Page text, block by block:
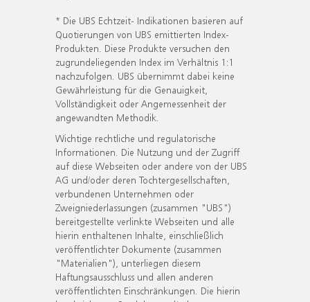
* Die UBS Echtzeit- Indikationen basieren auf
Quotierungen von UBS emittierten Index-
Produkten. Diese Produkte versuchen den
zugrundeliegenden Index im Verhältnis 1:1
nachzufolgen. UBS übernimmt dabei keine
Gewährleistung für die Genauigkeit,
Vollständigkeit oder Angemessenheit der
angewandten Methodik.
Wichtige rechtliche und regulatorische
Informationen. Die Nutzung und der Zugriff
auf diese Webseiten oder andere von der UBS
AG und/oder deren Tochtergesellschaften,
verbundenen Unternehmen oder
Zweigniederlassungen (zusammen "UBS")
bereitgestellte verlinkte Webseiten und alle
hierin enthaltenen Inhalte, einschließlich
veröffentlichter Dokumente (zusammen
"Materialien"), unterliegen diesem
Haftungsausschluss und allen anderen
veröffentlichten Einschränkungen. Die hierin